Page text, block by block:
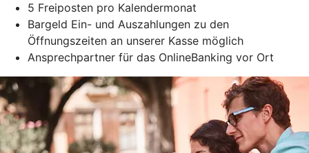
5 Freiposten pro Kalendermonat
Bargeld Ein- und Auszahlungen zu den
Öffnungszeiten an unserer Kasse möglich
Ansprechpartner für das OnlineBanking vor Ort